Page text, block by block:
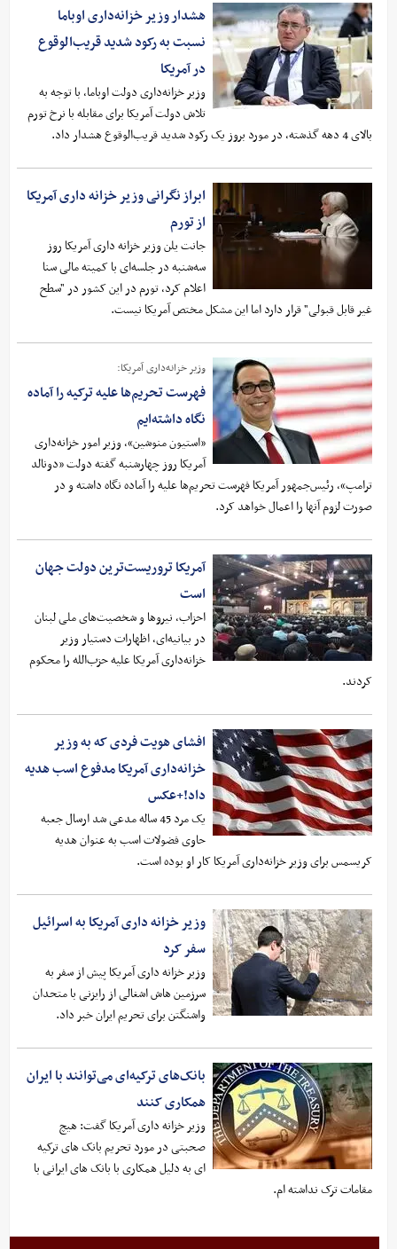
هشدار وزیر خزانه‌داری اوباما
نسبت به رکود شدید قریب‌الوقوع
در آمریکا
وزیر خزانه‌داری دولت اوباما، با توجه به
تلاش دولت آمریکا برای مقابله با نرخ تورم
بالای 4 دهه گذشته، در مورد بروز یک رکود شدید قریب‌الوقوع هشدار داد.
ابراز نگرانی وزیر خزانه داری آمریکا
از تورم
جانت یلن وزیر خزانه داری آمریکا روز
سه‌شنبه در جلسه‌ای با کمیته مالی سنا
اعلام کرد، تورم در این کشور در "سطح
غیر قابل قبولی" قرار دارد اما این مشکل مختص آمریکا نیست.
وزیر خزانه‌داری آمریکا:
فهرست تحریم‌ها علیه ترکیه را آماده
نگاه داشته‌ایم
«استیون منوشین»، وزیر امور خزانه‌داری
آمریکا روز چهارشنبه گفته دولت «دونالد
ترامپ»، رئیس‌جمهور آمریکا فهرست تحریم‌ها علیه را آماده نگاه داشته و در
صورت لزوم آنها را اعمال خواهد کرد.
آمریکا تروریست‌‌ترین دولت جهان
است
احزاب، نیرو‌ها و شخصیت‌های ملی لبنان
در بیانیه‌ای، اظهارات دستیار وزیر
خزانه‌داری آمریکا علیه حزب‌الله را محکوم
کردند.
افشای هویت فردی که به وزیر
خزانه‌داری آمریکا مدفوع اسب هدیه
داد!+عکس
یک مرد 45 ساله مدعی شد ارسال جعبه
حاوی فضولات اسب به عنوان هدیه
کریسمس برای وزیر خزانه‌داری آمریکا کار او بوده است.
وزیر خزانه داری آمریکا به اسرائیل
سفر کرد
وزیر خزانه داری آمریکا پیش از سفر به
سرزمین هاش اشغالی از رایزنی با متحدان
واشنگتن برای تحریم ایران خبر داد.
بانک‌های ترکیه‌ای می‌توانند با ایران
همکاری کنند
وزیر خزانه داری آمریکا گفت: هیچ
صحبتی در مورد تحریم بانک های ترکیه
ای به دلیل همکاری با بانک های ایرانی با
مقامات ترک نداشته ام.